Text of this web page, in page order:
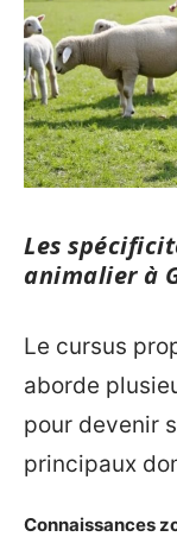
Les
animalier à
Le cursus
aborde
pour devenir
principaux
Connaissances